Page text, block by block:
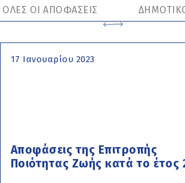
ΟΛΕΣ ΟΙ ΑΠΟΦΑΣΕΙΣ
17 Ιανουαρίου 2023
Αποφάσεις της Επιτροπής
Ποιότητας Ζωής κατά το έτος